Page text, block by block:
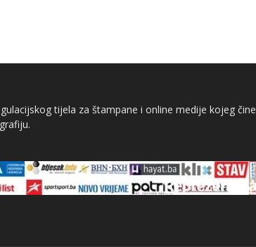
tijela za štampane i online medije kojeg čine